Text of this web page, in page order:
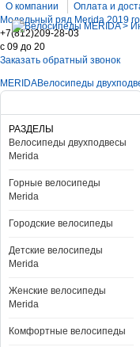
О компании Оплата и
Модельный ряд Merida 2019
+7(812)209-28-03
c 09 до 20
Заказать обратный звонок
MERIDAВелосипеды
РАЗДЕЛЫ
Велосипеды двухподвесы
Merida
Горные велосипеды
Merida
Городские велосипеды
Детские велосипеды
Merida
Женские велосипеды
Merida
Комфортные велосипеды